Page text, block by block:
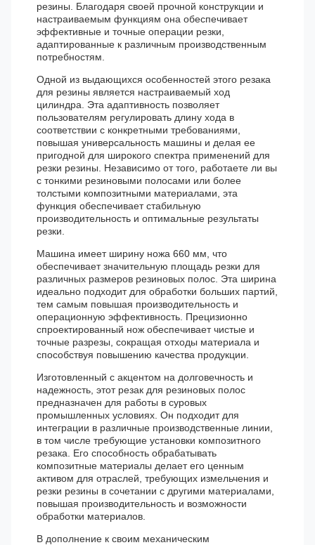
резины. Благодаря своей прочной конструкции и
настраиваемым функциям она обеспечивает
эффективные и точные операции резки,
адаптированные к различным производственным
потребностям.
Одной из выдающихся особенностей этого резака
для резины является настраиваемый ход
цилиндра. Эта адаптивность позволяет
пользователям регулировать длину хода в
соответствии с конкретными требованиями,
повышая универсальность машины и делая ее
пригодной для широкого спектра применений для
резки резины. Независимо от того, работаете ли вы
с тонкими резиновыми полосами или более
толстыми композитными материалами, эта
функция обеспечивает стабильную
производительность и оптимальные результаты
резки.
Машина имеет ширину ножа 660 мм, что
обеспечивает значительную площадь резки для
различных размеров резиновых полос. Эта ширина
идеально подходит для обработки больших партий,
тем самым повышая производительность и
операционную эффективность. Прецизионно
спроектированный нож обеспечивает чистые и
точные разрезы, сокращая отходы материала и
способствуя повышению качества продукции.
Изготовленный с акцентом на долговечность и
надежность, этот резак для резиновых полос
предназначен для работы в суровых
промышленных условиях. Он подходит для
интеграции в различные производственные линии,
в том числе требующие установки композитного
резака. Его способность обрабатывать
композитные материалы делает его ценным
активом для отраслей, требующих измельчения и
резки резины в сочетании с другими материалами,
повышая производительность и возможности
обработки материалов.
В дополнение к своим механическим